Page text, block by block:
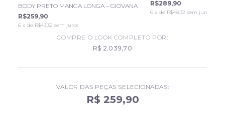
BODY PRETO MANGA LONGA – GIOVANA
R$259,90
6 x de R$43,32 sem juros
R$289,90
6 x de R$48,32 sem juros
COMPRE O LOOK COMPLETO POR:
R$ 2.039,70
VALOR DAS PEÇAS SELECIONADAS:
R$ 259,90